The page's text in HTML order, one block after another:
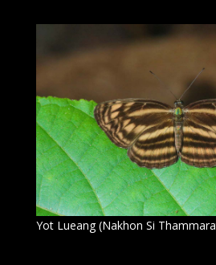
Yot Lueang (Nakhon Si